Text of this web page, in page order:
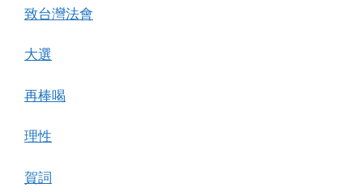
致台灣法會
大選
再棒喝
理性
賀詞